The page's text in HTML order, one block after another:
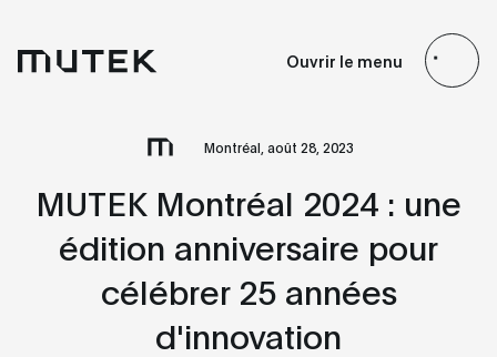
Search
Ouvrir le menu
Montréal, août 28, 2023
MUTEK Montréal 2024 : une
édition anniversaire pour
célébrer 25 années
d'innovation